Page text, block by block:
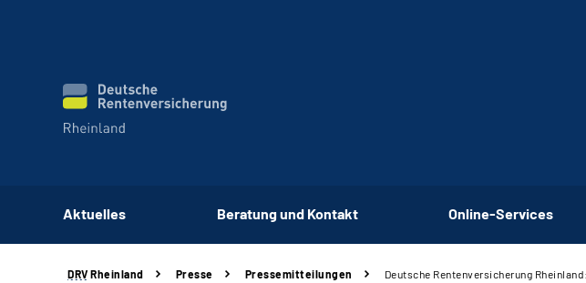
Aktuelles Beratung und Kontakt Online-Services
DRV Rheinland Presse Pressemitteilungen Deutsche Rentenversicherung